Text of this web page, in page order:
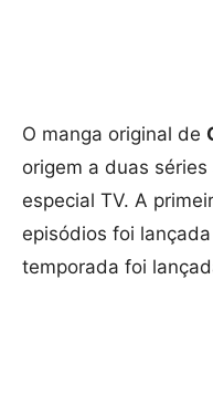
O manga original de
origem a duas
especial TV. A
episódios foi
temporada foi